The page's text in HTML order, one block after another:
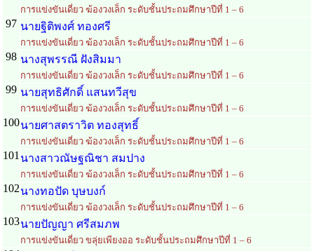
การแข่งขันเดี่ยว ฆ้องวงเล็ก ระดับชั้นประถมศึกษาปีที่ 1 – 6
97 นายฐิติพงศ์ ทองศรี
การแข่งขันเดี่ยว ฆ้องวงเล็ก ระดับชั้นประถมศึกษาปีที่ 1 – 6
98 นางสุพรรณี ฝังสิมมา
การแข่งขันเดี่ยว ฆ้องวงเล็ก ระดับชั้นประถมศึกษาปีที่ 1 – 6
99 นายสุทธิศักดิ์ แสนทวีสุข
การแข่งขันเดี่ยว ฆ้องวงเล็ก ระดับชั้นประถมศึกษาปีที่ 1 – 6
100นายศาสตราวิต ทองสุทธิ์
การแข่งขันเดี่ยว ฆ้องวงเล็ก ระดับชั้นประถมศึกษาปีที่ 1 – 6
101 นางสาวณัษฐณิชา สมปาง
การแข่งขันเดี่ยว ฆ้องวงเล็ก ระดับชั้นประถมศึกษาปีที่ 1 – 6
102นางทอปัด บุษบงก์
การแข่งขันเดี่ยว ฆ้องวงเล็ก ระดับชั้นประถมศึกษาปีที่ 1 – 6
103นายปัญญา ศรีสมภพ
การแข่งขันเดี่ยว ขลุ่ยเพียงออ ระดับชั้นประถมศึกษาปีที่ 1 – 6